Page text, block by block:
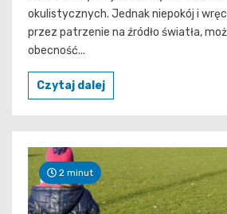
okulistycznych. Jednak niepokój i
przez patrzenie na źródło światła,
obecność...
Czytaj dalej
2 minut